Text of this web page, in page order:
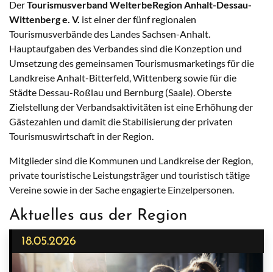
DerTourismusverband WelterbeRegion Anhalt-Dessau-
Wittenberg e. V. ist einer der fünf regionalen
Tourismusverbände des Landes Sachsen-Anhalt.
Hauptaufgaben des Verbandes sind die Konzeption und
Umsetzung des gemeinsamen Tourismusmarketings für die
Landkreise Anhalt-Bitterfeld, Wittenberg sowie für die
Städte Dessau-Roßlau und Bernburg (Saale). Oberste
Zielstellung der Verbandsaktivitäten ist eine Erhöhung der
Gästezahlen und damit die Stabilisierung der privaten
Tourismuswirtschaft in der Region.
Mitglieder sind die Kommunen und Landkreise der Region,
private touristische Leistungsträger und touristisch tätige
Vereine sowie in der Sache engagierte Einzelpersonen.
Aktuelles aus der Region
18.05.2026